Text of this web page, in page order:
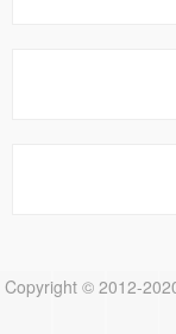
Copyright © 2012-